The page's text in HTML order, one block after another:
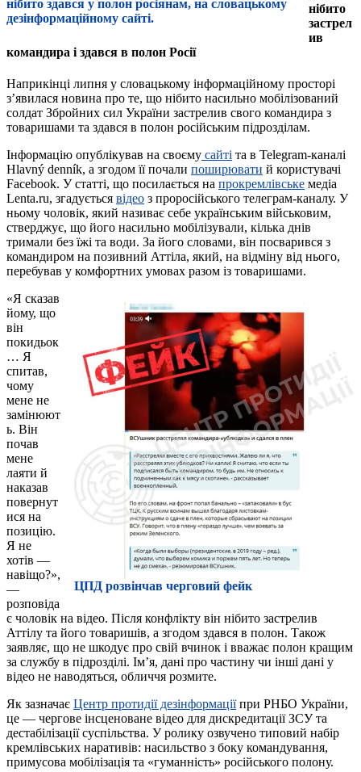
нібито здався у полон росіянам, на словацькому
дезінформаційному сайті.
нібито
застрел
ив
командира і здався в полон Росії
Наприкінці липня у словацькому інформаційному просторі
з’явилася новина про те, що нібито насильно мобілізований
солдат Збройних сил України застрелив свого командира з
товаришами та здався в полон російським підрозділам.
Інформацію опублікував на своєму сайті та в Telegram-каналі
Hlavný denník, а згодом її почали поширювати й користувачі
Facebook. У статті, що посилається на прокремлівське медіа
Lenta.ru, згадується відео з проросійського телеграм-каналу. У
ньому чоловік, який називає себе українським військовим,
стверджує, що його насильно мобілізували, кілька днів
тримали без їжі та води. За його словами, він посварився з
командиром на позивний Аттіла, який, на відміну від нього,
перебував у комфортних умовах разом із товаришами.
ЦПД розвінчав черговий фейк
«Я сказав
йому, що
він
покидьок
… Я
спитав,
чому
мене не
замінюют
ь. Він
почав
мене
лаяти й
наказав
повернут
ися на
позицію.
Я не
хотів —
навіщо?»,
—
розповіда
є чоловік на відео. Після конфлікту він нібито застрелив
Аттілу та його товаришів, а згодом здався в полон. Також
заявляє, що не шкодує про свій вчинок і вважає полон кращим
за службу в підрозділі. Ім’я, дані про частину чи інші дані у
відео не наводяться, обличчя розмите.
Як зазначає Центр протидії дезінформаціїпри РНБО України,
це — чергове інсценоване відео для дискредитації ЗСУ та
дестабілізації суспільства. У ролику озвучено типовий набір
кремлівських наративів: насильство з боку командування,
примусова мобілізація та «гуманність» російського полону.